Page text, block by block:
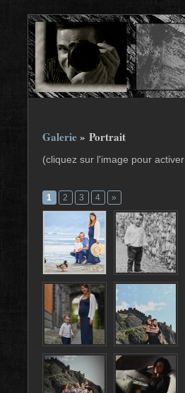
Galerie» Portrait
(cliquez sur l'image pour
1 2 3 4 »